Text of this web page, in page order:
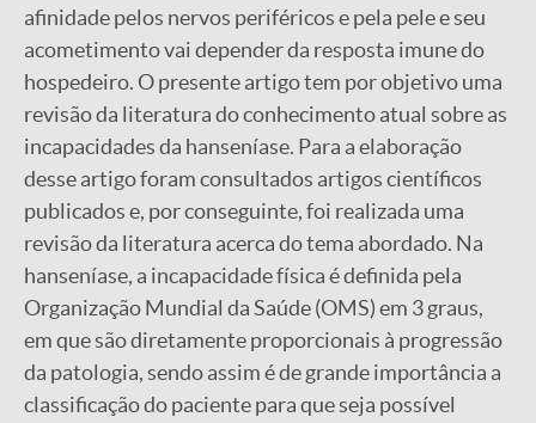
afinidade pelos nervos periféricos e pela pele e seu
acometimento vai depender da resposta imune do
hospedeiro. O presente artigo tem por objetivo uma
revisão da literatura do conhecimento atual sobre as
incapacidades da hanseníase. Para a elaboração
desse artigo foram consultados artigos científicos
publicados e, por conseguinte, foi realizada uma
revisão da literatura acerca do tema abordado. Na
hanseníase, a incapacidade física é definida pela
Organização Mundial da Saúde (OMS) em 3 graus,
em que são diretamente proporcionais à progressão
da patologia, sendo assim é de grande importância a
classificação do paciente para que seja possível